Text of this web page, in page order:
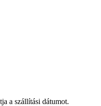
a szállítási dátumot.